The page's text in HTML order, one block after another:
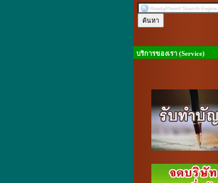
บริการของเรา (Service)